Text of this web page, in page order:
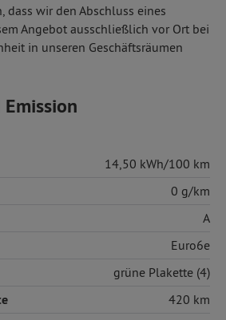
dass wir den Abschluss eines
Angebot ausschließlich vor Ort bei
in unseren Geschäftsräumen
14,50 kWh/100 km
0 g/km
A
Euro6e
grüne Plakette (4)
420 km